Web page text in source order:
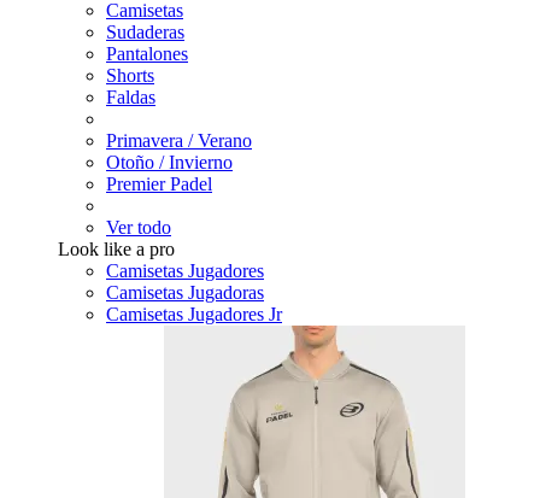
Camisetas
Sudaderas
Pantalones
Shorts
Faldas
Primavera / Verano
Otoño / Invierno
Premier Padel
Ver todo
Look like a pro
Camisetas Jugadores
Camisetas Jugadoras
Camisetas Jugadores Jr